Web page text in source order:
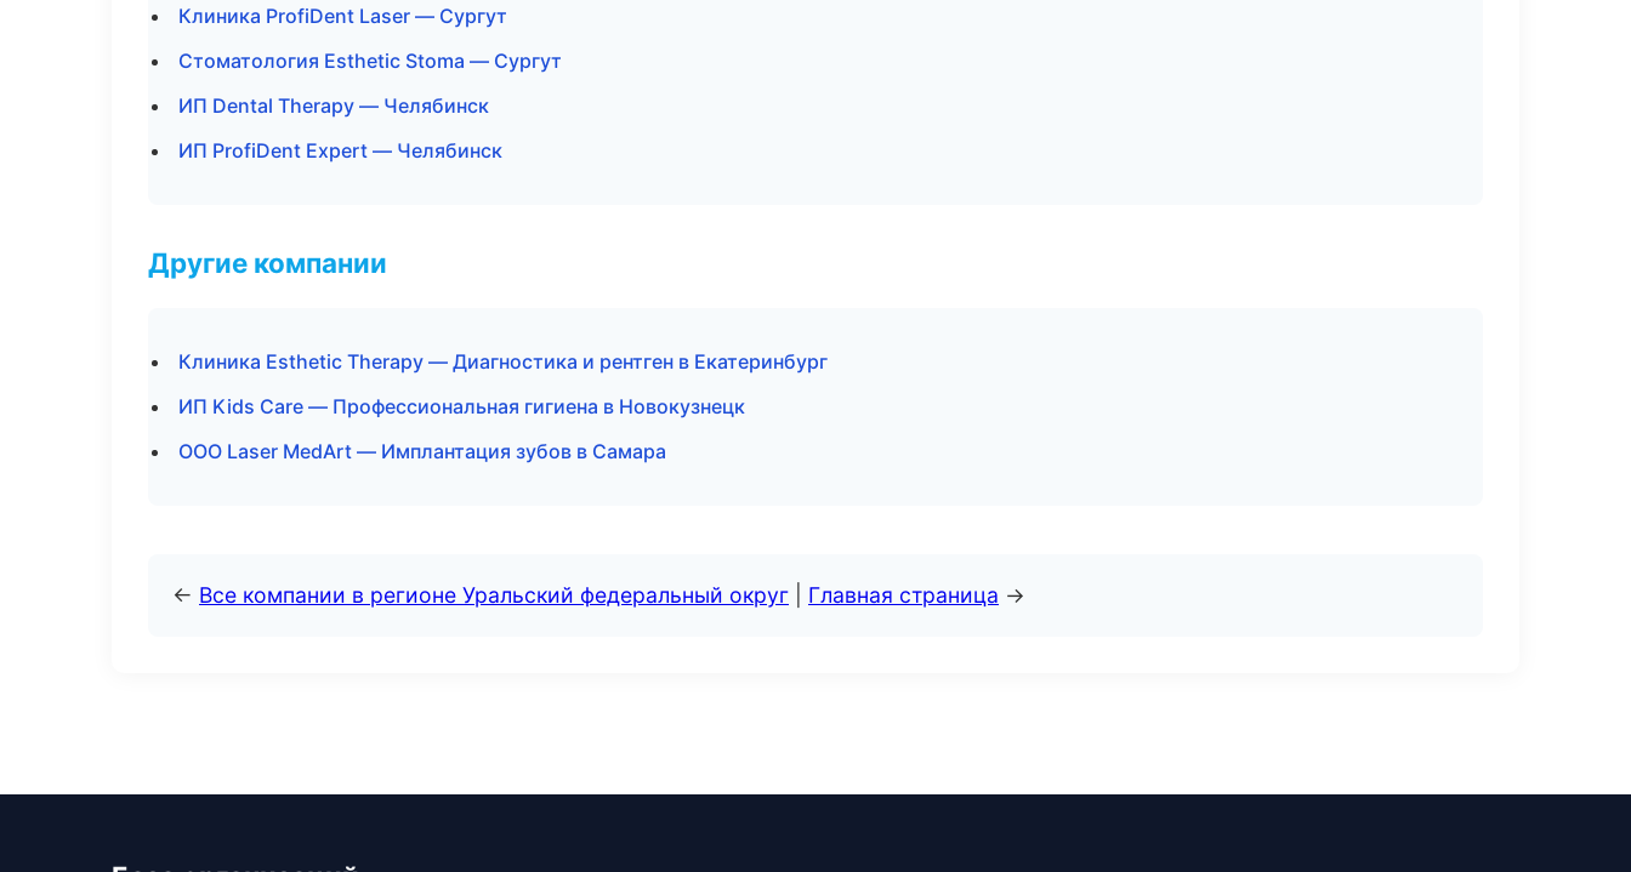
Клиника ProfiDent Laser — Сургут
Стоматология Esthetic Stoma — Сургут
ИП Dental Therapy — Челябинск
ИП ProfiDent Expert — Челябинск
Другие компании
Клиника Esthetic Therapy — Диагностика и рентген в Екатеринбург
ИП Kids Care — Профессиональная гигиена в Новокузнецк
ООО Laser MedArt — Имплантация зубов в Самара
← Все компании в регионе Уральский федеральный округ Главная страница →